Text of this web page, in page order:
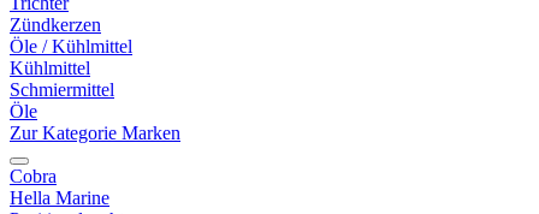
Zündkerzen
Öle / Kühlmittel
Kühlmittel
Schmiermittel
Öle
Zur Kategorie Marken
Cobra
Hella Marine